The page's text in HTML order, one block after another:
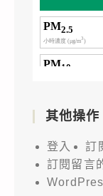
其他操作
登入
訂
訂閱留言